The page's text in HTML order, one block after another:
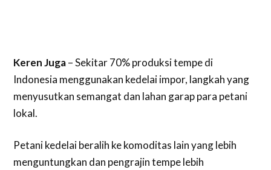
Keren Juga– Sekitar 70% produksi tempe di
Indonesia menggunakan kedelai impor, langkah yang
menyusutkan semangat dan lahan garap para petani
lokal.
Petani kedelai beralih ke komoditas lain yang lebih
menguntungkan dan pengrajin tempe lebih